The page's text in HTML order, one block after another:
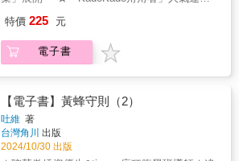
明信片、KadoKado角角者閱讀卷3張（※首刷
售完即無贈品）&曾目睹恩師「黃蜂」墜樓插入
旗杆而死，胡蝶伊立志成為老師，調查當年的
蜂巢，尤其像是工蜂般絕對服從詭異「守則」
的學生，甚至會親自擔任劊子手懲罰違規之
人。而以往只有學生才會收到的守則簡訊，卻
在胡蝶伊到來後，打破這項傳統，讓他成了史
上第一個淪為工蜂的老師。他能否順利在不觸
特價 225 元
電子書
【電子書】黃蜂守則（2）
吐維 著
台灣角川 出版
2024/10/30 出版